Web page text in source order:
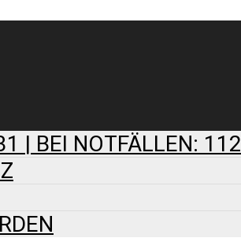
| BEI NOTFÄLLEN: 112